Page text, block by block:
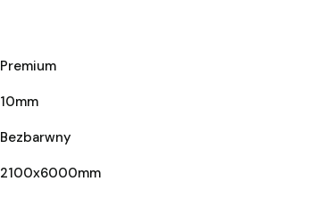
Premium
10mm
Bezbarwny
2100x6000mm